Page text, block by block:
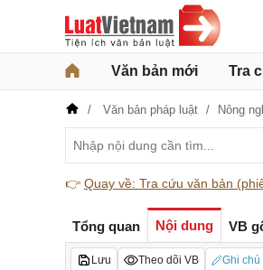
Văn bản mới Tra
Văn bản pháp luật Nông
👉 Quay về: Tra cứu văn bản
Tổng quan Nội dung VB
Lưu Theo dõi VB Ghi chú